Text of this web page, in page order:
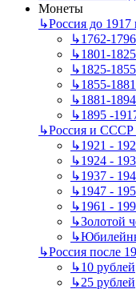
Монеты
↳Россия до 1917
↳1762-
↳1801-
↳1825-
↳1855-
↳1881-
↳1895 -
↳Россия и СССР
↳1921 -
↳1924 -
↳1937 -
↳1947 -
↳1961 -
↳Золотой
↳
↳Россия после
↳10 рублей
↳25 рублей